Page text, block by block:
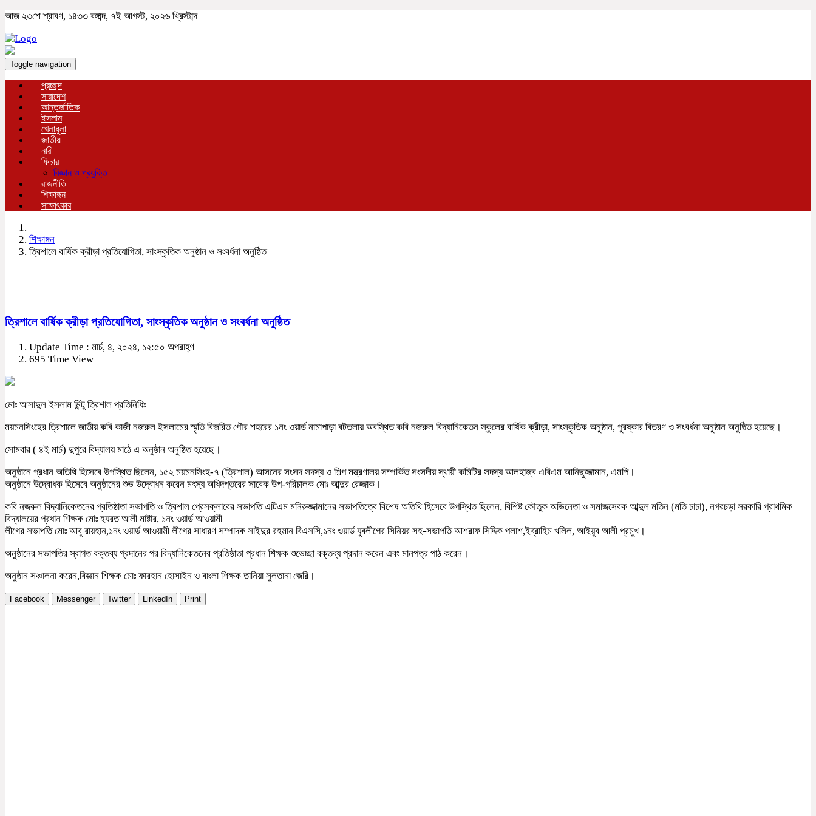
আজ ২৩শে শ্রাবণ, ১৪৩৩ বঙ্গাব্দ, ৭ই আগস্ট, ২০২৬ খ্রিস্টাব্দ
Toggle navigation
প্রচ্ছদ
সারাদেশ
আন্তর্জাতিক
ইসলাম
খেলাধুলা
জাতীয়
নারী
ফিচার
বিজ্ঞান ও প্রযুক্তি
রাজনীতি
শিক্ষাঙ্গন
সাক্ষাৎকার
শিক্ষাঙ্গন
ত্রিশালে বার্ষিক ক্রীড়া প্রতিযোগিতা, সাংস্কৃতিক অনুষ্ঠান ও সংবর্ধনা অনুষ্ঠিত
ত্রিশালে বার্ষিক ক্রীড়া প্রতিযোগিতা, সাংস্কৃতিক অনুষ্ঠান ও সংবর্ধনা অনুষ্ঠিত
Update Time : মার্চ, ৪, ২০২৪, ১২:৫০ অপরাহ্ণ
695 Time View
মোঃ আসাদুল ইসলাম মিন্টু ত্রিশাল প্রতিনিধিঃ
ময়মনসিংহের ত্রিশালে জাতীয় কবি কাজী নজরুল ইসলামের স্মৃতি বিজরিত পৌর শহরের ১নং ওয়ার্ড নামাপাড়া বটতলায় অবস্থিত কবি নজরুল বিদ্যানিকেতন স্কুলের বার্ষিক ক্রীড়া, সাংস্কৃতিক অনুষ্ঠান, পুরষ্কার বিতরণ ও সংবর্ধনা অনুষ্ঠান অনুষ্ঠিত হয়েছে।
সোমবার ( ৪ই মার্চ) দুপুরে বিদ্যালয় মাঠে এ অনুষ্ঠান অনুষ্ঠিত হয়েছে।
অনুষ্ঠানে প্রধান অতিথি হিসেবে উপস্থিত ছিলেন, ১৫২ ময়মনসিংহ-৭ (ত্রিশাল) আসনের সংসদ সদস্য ও শিল্প মন্ত্রণালয় সম্পর্কিত সংসদীয় স্থায়ী কমিটির সদস্য আলহাজ্ব এবিএম আনিছুজ্জামান, এমপি।
অনুষ্ঠানে উদ্বোধক হিসেবে অনুষ্ঠানের শুভ উদ্বোধন করেন মৎস্য অধিদপ্তরের সাবেক উপ-পরিচালক মোঃ আব্দুর রেজ্জাক।
কবি নজরুল বিদ্যানিকেতনের প্রতিষ্ঠাতা সভাপতি ও ত্রিশাল প্রেসক্লাবের সভাপতি এটিএম মনিরুজ্জামানের সভাপতিত্বে বিশেষ অতিথি হিসেবে উপস্থিত ছিলেন, বিশিষ্ট কৌতুক অভিনেতা ও সমাজসেবক আব্দুল মতিন (মতি চাচা), নগরচড়া সরকারি প্রাথমিক
বিদ্যালয়ের প্রধান শিক্ষক মোঃ হযরত আলী মাষ্টার, ১নং ওয়ার্ড আওয়ামী
লীগের সভাপতি মোঃ আবু রায়হান,১নং ওয়ার্ড আওয়ামী লীগের সাধারণ সম্পাদক সাইদুর রহমান বিএসসি,১নং ওয়ার্ড যুবলীগের সিনিয়র সহ-সভাপতি আশরাফ সিদ্দিক পলাশ,ইব্রাহিম খলিল, আইয়ুব আলী প্রমুখ।
অনুষ্ঠানের সভাপতির স্বাগত বক্তব্য প্রদানের পর বিদ্যানিকেতনের প্রতিষ্ঠাতা প্রধান শিক্ষক শুভেচ্ছা বক্তব্য প্রদান করেন এবং মানপত্র পাঠ করেন।
অনুষ্ঠান সঞ্চালনা করেন,বিজ্ঞান শিক্ষক মোঃ ফারহান হোসাইন ও বাংলা শিক্ষক তানিয়া সুলতানা জেরি।
Facebook Messenger Twitter LinkedIn Print